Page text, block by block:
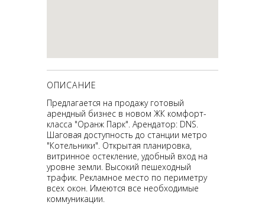
ОПИСАНИЕ
Предлагается на продажу готовый
арендный бизнес в новом ЖК комфорт-
класса "Оранж Парк". Арендатор: DNS.
Шаговая доступность до станции метро
"Котельники". Открытая планировка,
витринное остекление, удобный вход на
уровне земли. Высокий пешеходный
трафик. Рекламное место по периметру
всех окон. Имеются все необходимые
коммуникации.